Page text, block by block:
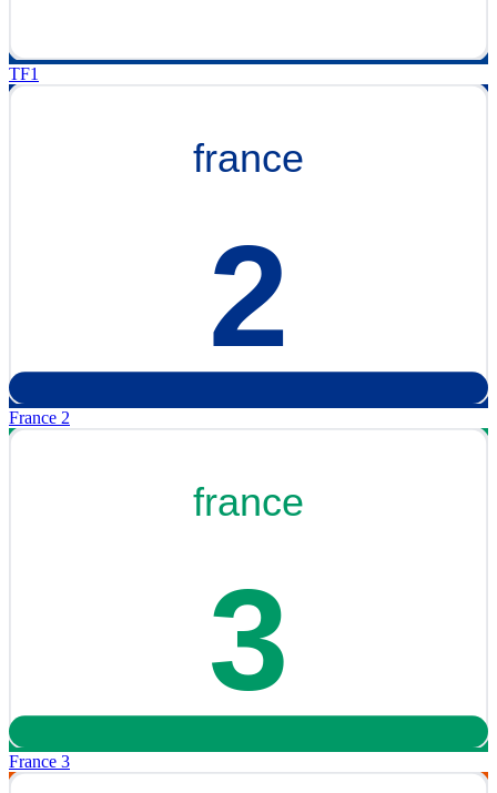
TF1
France 2
France 3